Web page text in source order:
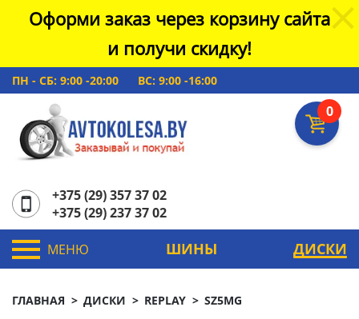
Оформи заказ через корзину сайта
и получи скидку!
ПН - СБ: 9:00 -20:00 ВС: 9:00 -16:00
0
+375 (29) 357 37 02
+375 (29) 237 37 02
МЕНЮ ШИНЫ ДИСКИ
ГЛАВНАЯ ДИСКИ REPLAY SZ5MG